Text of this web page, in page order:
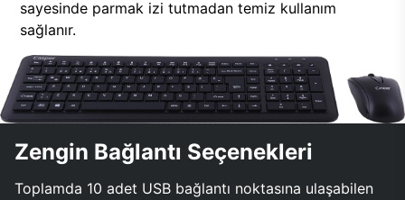
sayesinde parmak izi tutmadan temiz kullanım
sağlanır.
Zengin Bağlantı Seçenekleri
Toplamda 10 adet USB bağlantı noktasına ulaşabilen